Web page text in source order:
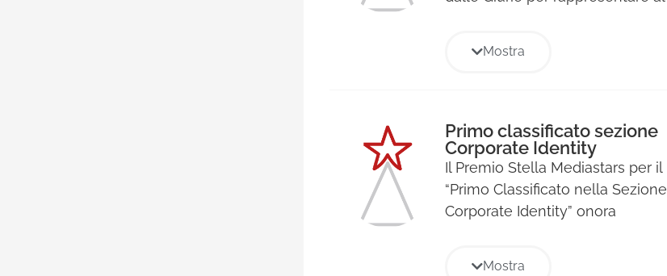
Premio e verranno premiati con il
Mostra
Primo classificato sezione
Corporate Identity
Il Premio Stella Mediastars per il
“Primo Classificato nella Sezione
Corporate Identity” onora
Mostra